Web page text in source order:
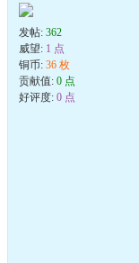
发帖: 362
威望: 1 点
铜币: 36 枚
贡献值: 0 点
好评度: 0 点